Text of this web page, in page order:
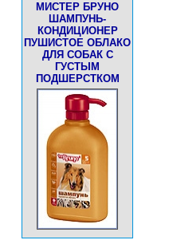
МИСТЕР БРУНО
ШАМПУНЬ-
КОНДИЦИОНЕР
ПУШИСТОЕ ОБЛАКО
ДЛЯ СОБАК С
ГУСТЫМ
ПОДШЕРСТКОМ